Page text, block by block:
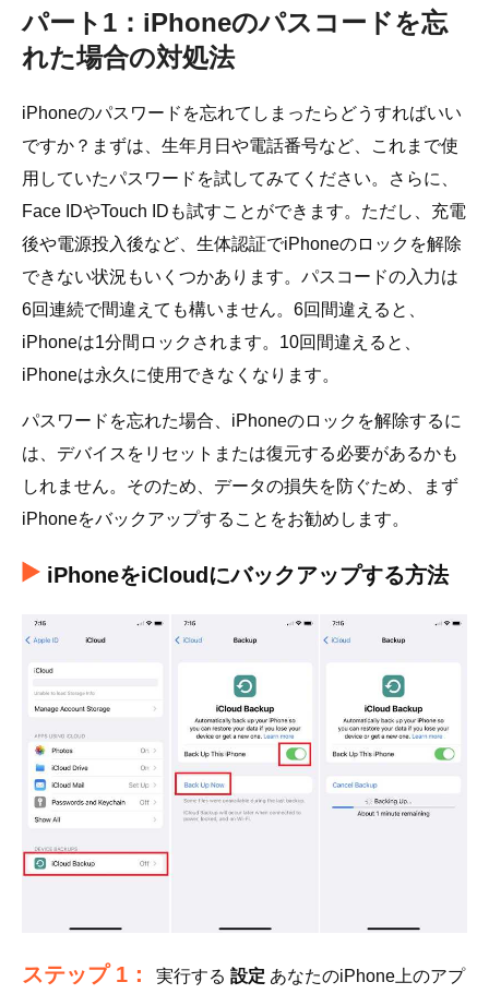
パート1：iPhoneのパスコードを忘
れた場合の対処法
iPhoneのパスワードを忘れてしまったらどうすればいい
ですか？まずは、生年月日や電話番号など、これまで使
用していたパスワードを試してみてください。さらに、
Face IDやTouch IDも試すことができます。ただし、充電
後や電源投入後など、生体認証でiPhoneのロックを解除
できない状況もいくつかあります。パスコードの入力は
6回連続で間違えても構いません。6回間違えると、
iPhoneは1分間ロックされます。10回間違えると、
iPhoneは永久に使用できなくなります。
パスワードを忘れた場合、iPhoneのロックを解除するに
は、デバイスをリセットまたは復元する必要があるかも
しれません。そのため、データの損失を防ぐため、まず
iPhoneをバックアップすることをお勧めします。
iPhoneをiCloudにバックアップする方法
ステップ 1： 実行する 設定 あなたのiPhone上のアプ